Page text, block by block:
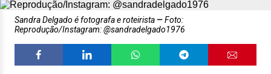
Sandra Delgado é fotografa e roteirista
Foto:
Reprodução/Instagram: @sandradelgado1976